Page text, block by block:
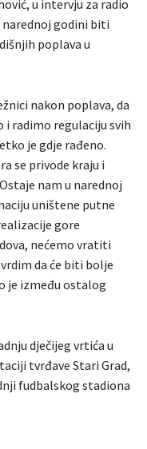
u intervju za radio
narednoj godini biti
poplava u
nakon poplava, da
i radimo regulaciju svih
je gdje rađeno.
se privode kraju i
nam u narednoj
uništene putne
gore
nećemo vratiti
da će biti bolje
je između ostalog
dječijeg vrtića u
tvrđave Stari Grad,
fudbalskog stadiona